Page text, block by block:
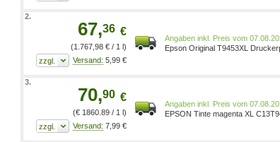
2.
67,36 €
(1.767,98 € / 1 l)
5,99 €
Preis vom
Epson Original T9453XL
3.
70,90 €
(€ 1860.89 / 1 l)
7,99 €
Preis vom
EPSON Tinte magenta XL